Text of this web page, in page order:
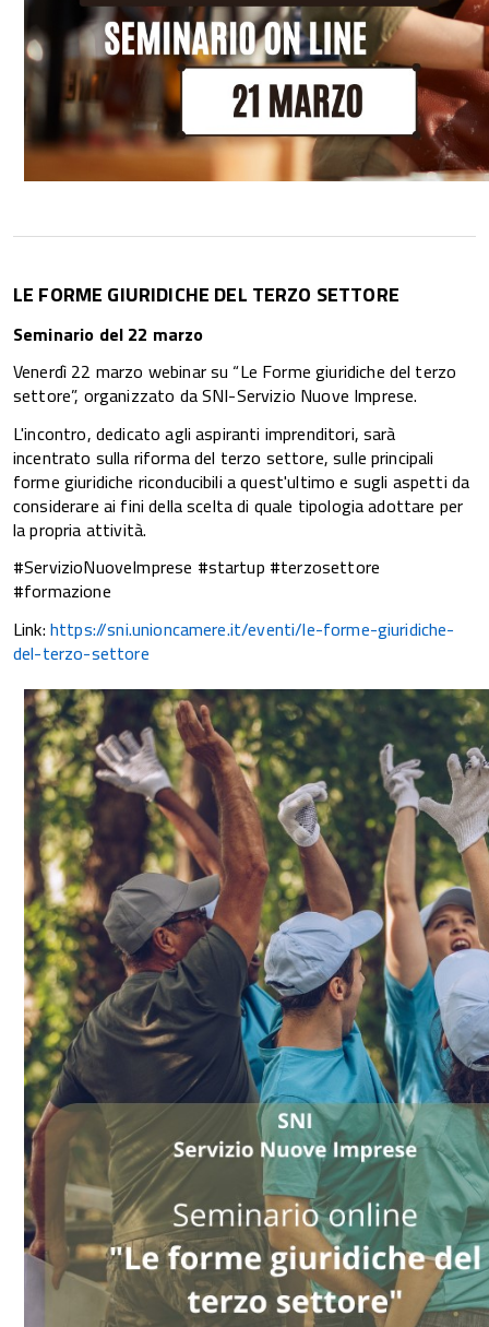
LE FORME GIURIDICHE DEL TERZO SETTORE
Seminario del 22 marzo
Venerdì 22 marzo webinar su “Le Forme giuridiche del terzo
settore”, organizzato da SNI-Servizio Nuove Imprese.
L'incontro, dedicato agli aspiranti imprenditori, sarà
incentrato sulla riforma del terzo settore, sulle principali
forme giuridiche riconducibili a quest'ultimo e sugli aspetti da
considerare ai fini della scelta di quale tipologia adottare per
la propria attività.
#ServizioNuoveImprese #startup #terzosettore
#formazione
Link: https://sni.unioncamere.it/eventi/le-forme-giuridiche-
del-terzo-settore